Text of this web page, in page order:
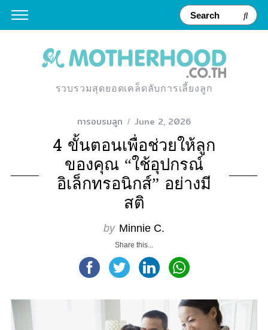
รวบรวมสุดยอดเคล็ดลับการเลี้ยงลูก
การอบรมลูก June 2, 2026
4 ขั้นตอนเพื่อช่วยให้ลูก
ของคุณ “ใช้อุปกรณ์
อิเล็กทรอนิกส์” อย่างมี
สติ
by Minnie C.
Share this...